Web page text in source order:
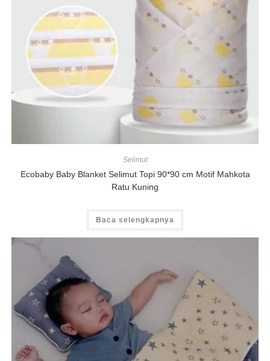
Selimut
Ecobaby Baby Blanket Selimut Topi 90*90 cm Motif Mahkota
Ratu Kuning
Baca selengkapnya